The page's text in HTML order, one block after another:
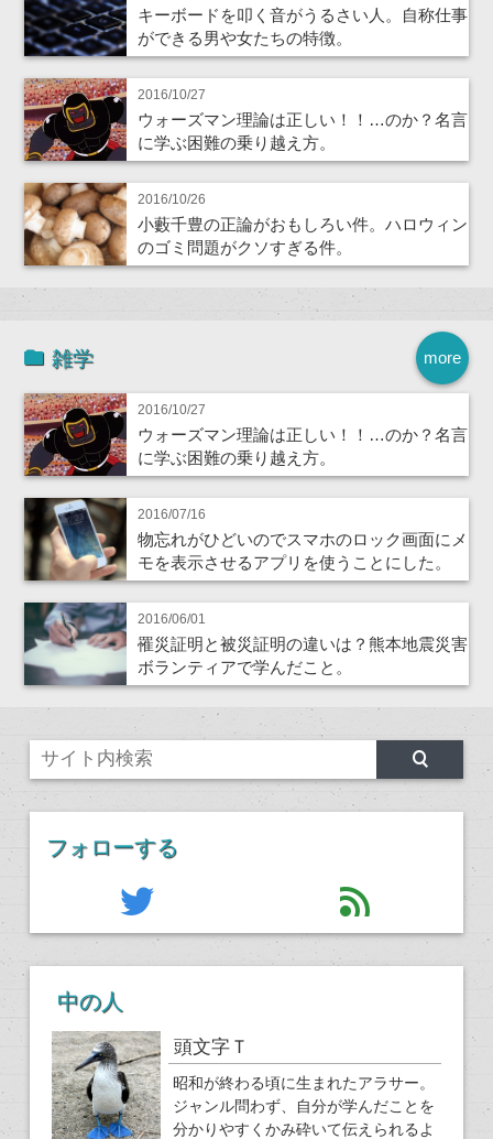
キーボードを叩く音がうるさい人。自称仕事
ができる男や女たちの特徴。
2016/10/27
ウォーズマン理論は正しい！！…のか？名言
に学ぶ困難の乗り越え方。
2016/10/26
小藪千豊の正論がおもしろい件。ハロウィン
のゴミ問題がクソすぎる件。
more
雑学
2016/10/27
ウォーズマン理論は正しい！！…のか？名言
に学ぶ困難の乗り越え方。
2016/07/16
物忘れがひどいのでスマホのロック画面にメ
モを表示させるアプリを使うことにした。
2016/06/01
罹災証明と被災証明の違いは？熊本地震災害
ボランティアで学んだこと。
フォローする
twitter feed
中の人
頭文字Ｔ
昭和が終わる頃に生まれたアラサー。
ジャンル問わず、自分が学んだことを
分かりやすくかみ砕いて伝えられるよ